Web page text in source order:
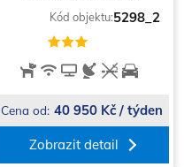
Kód objektu:5298_2
Cena od: 40 950 Kč / týden
Zobrazit detail